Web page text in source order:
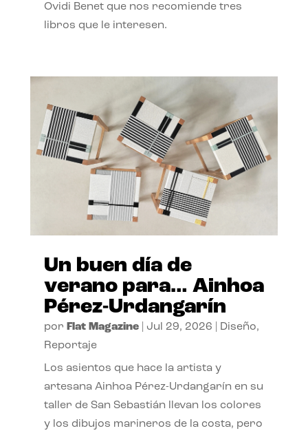
Ovidi Benet que nos recomiende tres
libros que le interesen.
Un buen día de
verano para… Ainhoa
Pérez-Urdangarín
por Flat Magazine| Jul 29, 2026 Diseño,
Reportaje
Los asientos que hace la artista y
artesana Ainhoa Pérez-Urdangarín en su
taller de San Sebastián llevan los colores
y los dibujos marineros de la costa, pero